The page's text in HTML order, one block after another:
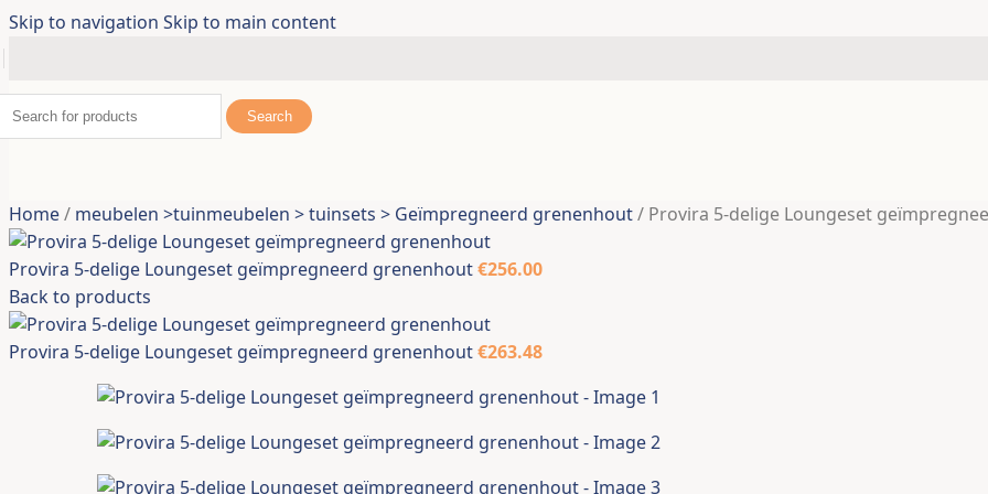
Skip to navigation Skip to main content
Search
Tuinbruggen
Grasmaaierhoezen
Kunstplanten
buiten 200×290 cm jute look
€101.91
Tuinieren
Accessoires voor tuingereedschap
Bloempotten & plantenbakken
Plantenstandaarden
Regentonnen
Home/ meubelen >tuinmeubelen > tuinsets > Geïmpregneerd grenenhout/ Provira 5-delige Loungeset
Provira 5-delige Loungeset geïmpregneerd grenenhout€256.00
Back to products
Provira 5-delige Loungeset geïmpregneerd grenenhout€263.48